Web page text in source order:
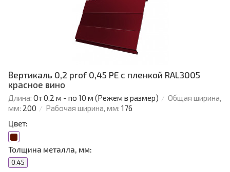
Вертикаль 0,2 prof 0,45 PE с пленкой RAL3005
красное вино
Длина: От 0,2 м - по 10 м (Режем в размер)
Общая ширина,
мм: 200 Рабочая ширина, мм: 176
Цвет:
Толщина металла, мм:
0.45